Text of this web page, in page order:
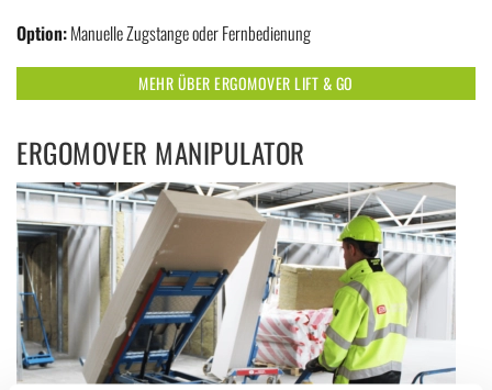
Option:Manuelle Zugstange oder Fernbedienung
MEHR ÜBER ERGOMOVER LIFT & GO
ERGOMOVER MANIPULATOR